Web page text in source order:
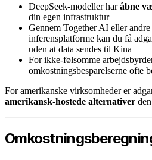
DeepSeek-modeller haråbne
din egen infrastruktur
Gennem Together AI eller
inferensplatforme kan du få
uden at data sendes til Kina
For ikke-følsomme
omkostningsbesparelserne ofte
For amerikanske virksomheder er
amerikansk-hostede alternativer